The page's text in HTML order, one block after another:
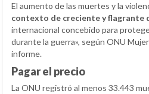
El aumento de las muertes y la
contexto de creciente y flagrante
internacional concebido para
durante la guerra», según ONU
informe.
Pagar el precio
La ONU registró al menos 33.443